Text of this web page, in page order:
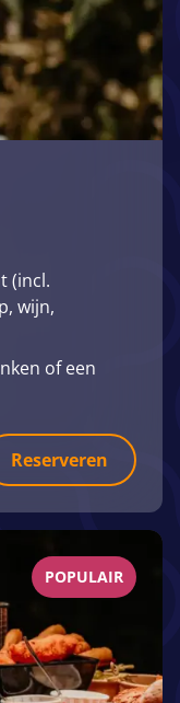
(incl.
wijn,
of een
Reserveren
POPULAIR